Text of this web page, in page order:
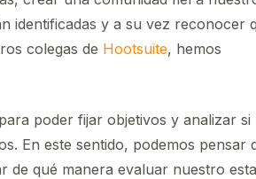
identificadas y a su vez reconocer
colegas de Hootsuite, hemos
poder fijar objetivos y analizar si
En este sentido, podemos pensar
de qué manera evaluar nuestro